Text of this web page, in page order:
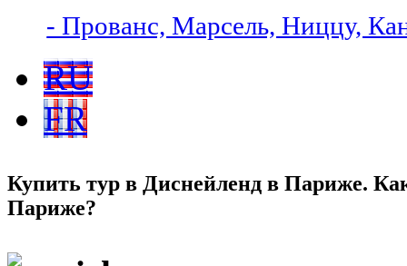
- Прованс, Марсель, Ниццу,
RU
FR
Купить тур в Диснейленд в Париже.
Париже?